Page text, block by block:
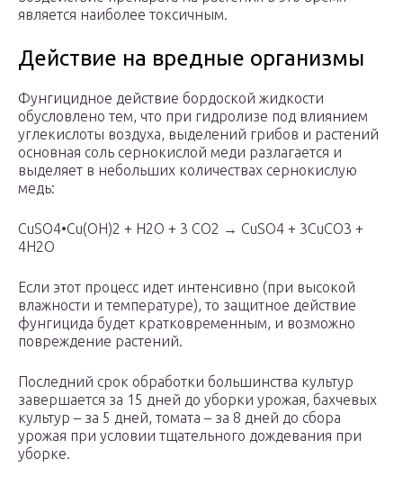
является наиболее токсичным.
Действие на вредные организмы
Фунгицидное действие бордоской жидкости
обусловлено тем, что при гидролизе под влиянием
углекислоты воздуха, выделений грибов и растений
основная соль сернокислой меди разлагается и
выделяет в небольших количествах сернокислую
медь:
CuSO4•Cu(OH)2 + H2O + 3 CO2 → CuSO4 + 3CuCO3 +
4Н2О
Если этот процесс идет интенсивно (при высокой
влажности и температуре), то защитное действие
фунгицида будет кратковременным, и возможно
повреждение растений.
Последний срок обработки большинства культур
завершается за 15 дней до уборки урожая, бахчевых
культур – за 5 дней, томата – за 8 дней до сбора
урожая при условии тщательного дождевания при
уборке.